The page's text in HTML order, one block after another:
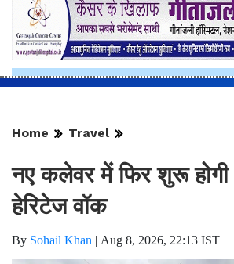
Home Travel
नए कलेवर में फिर शुरू
हेरिटेज वॉक
By Sohail Khan | Aug 8, 2026, 22:13 IST